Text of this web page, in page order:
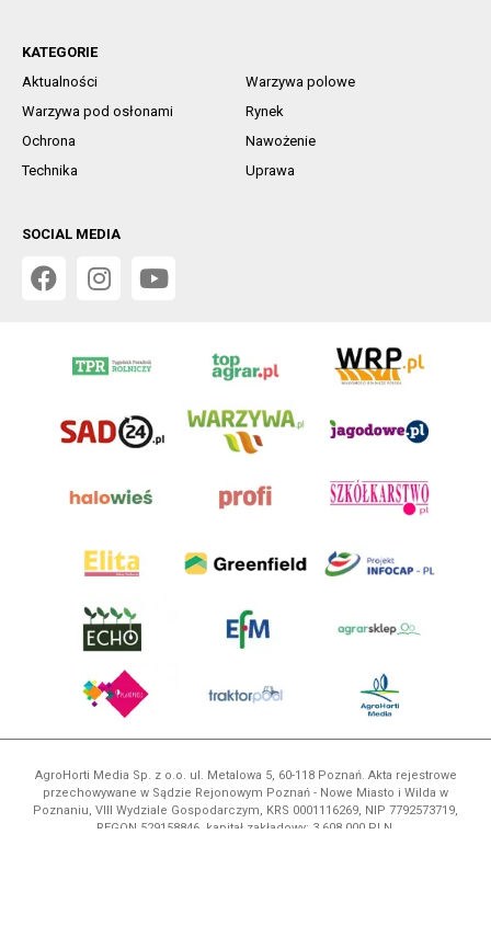
KATEGORIE
Aktualności
Warzywa polowe
Warzywa pod osłonami
Rynek
Ochrona
Nawożenie
Technika
Uprawa
SOCIAL MEDIA
AgroHorti Media Sp. z o.o. ul. Metalowa 5, 60-118 Poznań. Akta rejestrowe
przechowywane w Sądzie Rejonowym Poznań - Nowe Miasto i Wilda w
Poznaniu, VIII Wydziale Gospodarczym, KRS 0001116269, NIP 7792573719,
REGON 529158846, kapitał zakładowy: 3.608.000 PLN.